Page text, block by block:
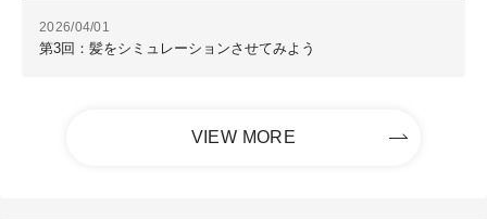
2026/04/01
第3回：髪をシミュレーションさせてみよう
VIEW MORE